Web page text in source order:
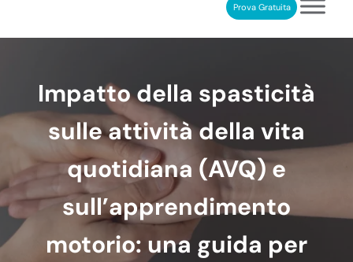
RIABILITAZIONE COGNITIVA PROFESSIONALEProva Gratuita
Impatto della spasticità
sulle attività della vita
quotidiana (AVQ) e
sull’apprendimento
motorio: una guida per